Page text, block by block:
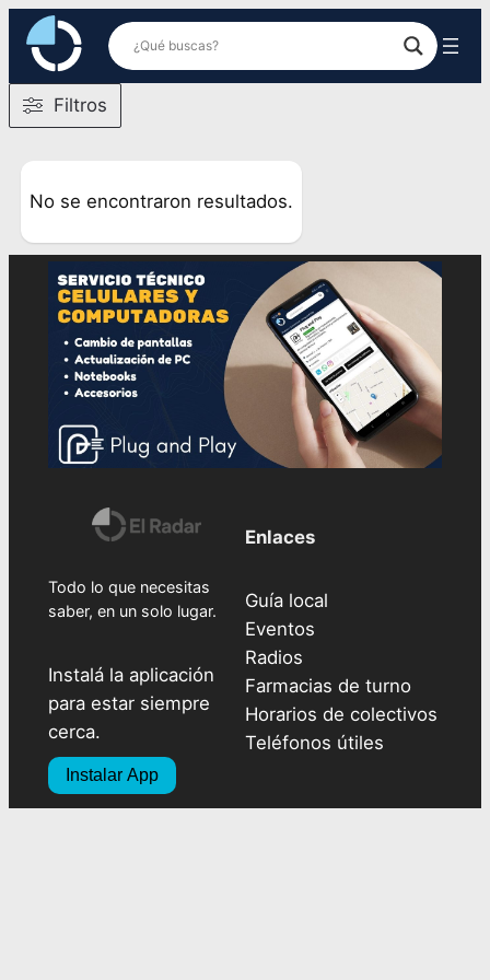
Saltar
contenido
Filtros
No se encontraron resultados.
Todo lo que necesitas
saber, en un solo lugar.
Instalá la aplicación
para estar siempre
cerca.
Instalar App
Enlaces
Guía local
Eventos
Radios
Farmacias de turno
Horarios de colectivos
Teléfonos útiles